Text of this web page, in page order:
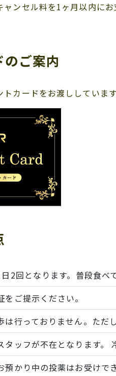
ャンセル料を1ヶ月以内に
ご案内
トカードをお渡ししていま
2回となります。普段食べ
ご提示ください。
は行っておりません。ただ
タッフが不在となります。
預かり中の投薬はお受けで